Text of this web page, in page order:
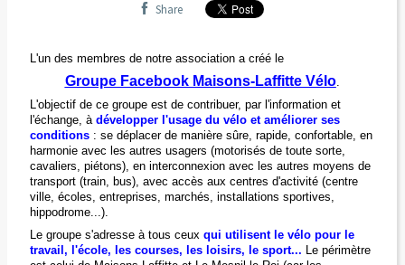
Share
L'un des membres de notre association a créé le
Groupe Facebook Maisons-Laffitte Vélo.
L'objectif de ce groupe est de contribuer, par l'information et
l'échange, à développer l'usage du vélo et améliorer ses
conditions: se déplacer de manière sûre, rapide, confortable, en
harmonie avec les autres usagers (motorisés de toute sorte,
cavaliers, piétons), en interconnexion avec les autres moyens de
transport (train, bus), avec accès aux centres d'activité (centre
ville, écoles, entreprises, marchés, installations sportives,
hippodrome...).
Le groupe s'adresse à tous ceux qui utilisent le vélo pour le
travail, l'école, les courses, les loisirs, le sport... Le périmètre